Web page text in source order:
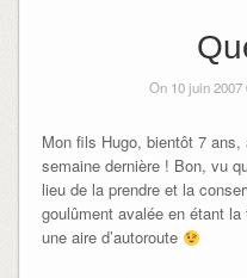
On 10 juin 2007
Mon fils Hugo, bientôt 7
semaine dernière ! Bon, vu
lieu de la prendre et la
goulûment avalée en étant
une aire d’autoroute